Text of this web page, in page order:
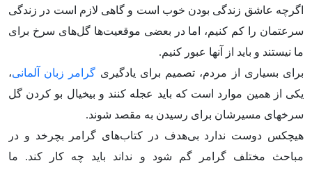
اگرچه عاشق زندگی بودن خوب است و گاهی لازم است در زندگی
سرعتمان را کم کنیم، اما در بعضی موقعیت­‌ها گل­‌های سرخ برای
ما نیستند و باید از آن­ها عبور کنیم.
برای بسیاری از مردم، تصمیم برای یادگیری گرامر زبان آلمانی،
یکی از همین موارد است که باید عجله کنند و بیخیال بو کردن گل
سرخ­های مسیرشان برای رسیدن به مقصد شوند.
هیچکس دوست ندارد بی­‌هدف در کتاب­‌های گرامر بچرخد و در
مباحث مختلف گرامر گم شود و نداند باید چه کار کند. ما